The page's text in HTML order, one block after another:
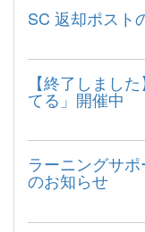
SC 返却ポスト
【終了しまし
てる」開催中
ラーニングサ
のお知らせ